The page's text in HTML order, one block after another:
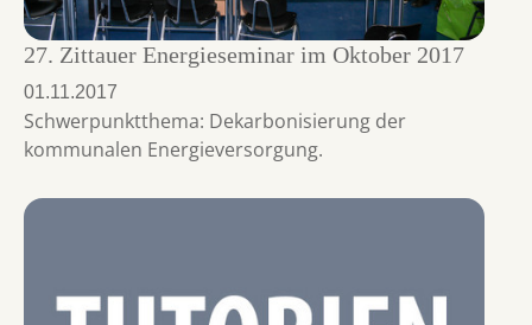
27. Zittauer Energieseminar im Oktober 2017
01.11.2017
Schwerpunktthema: Dekarbonisierung der
kommunalen Energieversorgung.